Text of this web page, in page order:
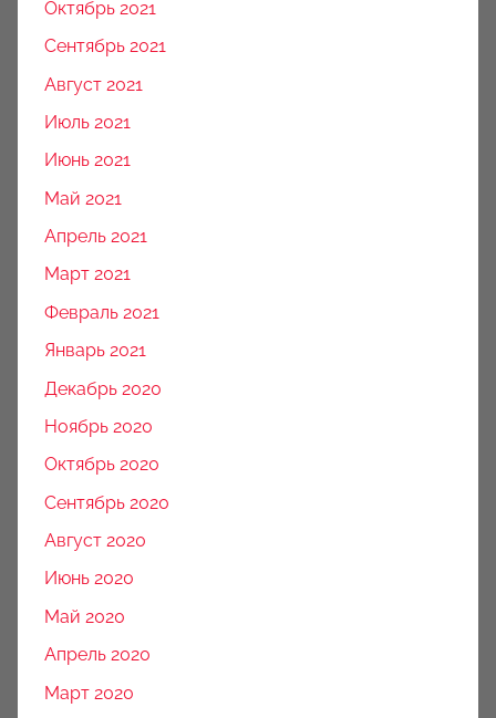
Октябрь 2021
Сентябрь 2021
Август 2021
Июль 2021
Июнь 2021
Май 2021
Апрель 2021
Март 2021
Февраль 2021
Январь 2021
Декабрь 2020
Ноябрь 2020
Октябрь 2020
Сентябрь 2020
Август 2020
Июнь 2020
Май 2020
Апрель 2020
Март 2020